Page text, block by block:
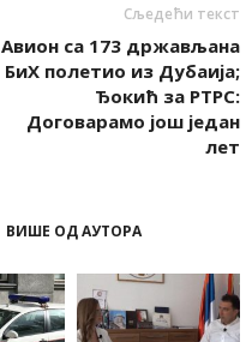
Сљедећи текст
Авион са 173 држављана
БиХ полетио из Дубаија;
Ђокић за РТРС:
Договарамо још један
лет
ВИШЕ ОД АУТОРА